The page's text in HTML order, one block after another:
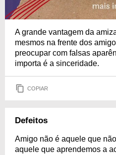
A grande vantagem da
mesmos na frente dos
preocupar com falsas
importa é a sinceridade.
COPIAR
Defeitos
Amigo não é aquele que
aquele que aprendemos a